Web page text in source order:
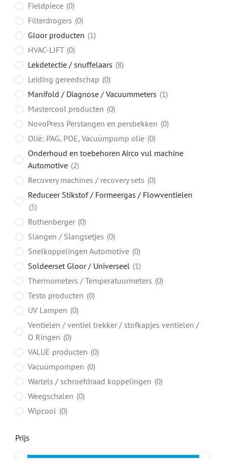
Fieldpiece 0
Filterdrogers 0
Gloor producten 1
HVAC-LIFT 0
Lekdetectie / snuffelaars 8
Leiding gereedschap 0
Manifold / Diagnose / Vacuummeters 1
Mastercool producten 0
NovoPress Perstangen en persbekken 0
Olië: PAG, POE, Vacuümpomp olie 0
Onderhoud en toebehoren Airco vul machine
Automotive 2
Recovery machines / recovery sets 0
Reduceer Stikstof / Formeergas / Flowventielen
5
Rothenberger 0
Slangen / Slangsetjes 0
Snelkoppelingen Automotive 0
Soldeerset Gloor / Universeel 1
Thermometers / Temperatuurmeters 0
Testo producten 0
UV Lampen 0
Ventielen / ventiel trekker / stofkapjes ventielen /
O Ringen 0
VALUE producten 0
Vacuümpompen 0
Wartels / schroefdraad koppelingen 0
Weegschalen 0
Wipcool 0
Prijs